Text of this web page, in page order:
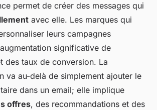
permet de créer des messages qui
avec elle. Les marques qui
leurs campagnes
significative de
des taux de conversion. La
va au-delà de simplement ajouter le
dans un email; elle implique
offres, des recommandations et des